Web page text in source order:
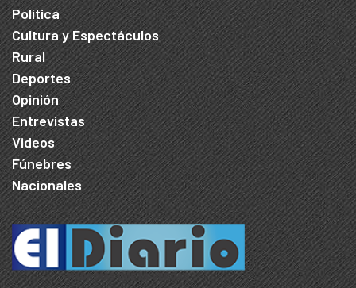
Política
Cultura y Espectáculos
Rural
Deportes
Opinión
Entrevistas
Videos
Fúnebres
Nacionales